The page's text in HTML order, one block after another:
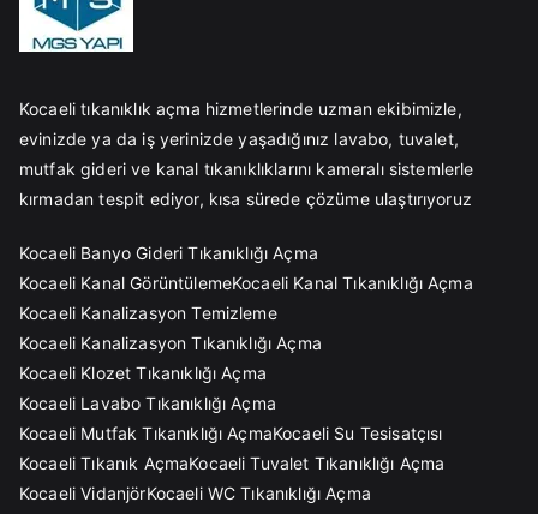
Kocaeli tıkanıklık açma hizmetlerinde uzman ekibimizle,
evinizde ya da iş yerinizde yaşadığınız lavabo, tuvalet,
mutfak gideri ve kanal tıkanıklıklarını kameralı sistemlerle
kırmadan tespit ediyor, kısa sürede çözüme ulaştırıyoruz
Kocaeli Banyo Gideri Tıkanıklığı Açma
Kocaeli Kanal GörüntülemeKocaeli Kanal Tıkanıklığı Açma
Kocaeli Kanalizasyon Temizleme
Kocaeli Kanalizasyon Tıkanıklığı Açma
Kocaeli Klozet Tıkanıklığı Açma
Kocaeli Lavabo Tıkanıklığı Açma
Kocaeli Mutfak Tıkanıklığı AçmaKocaeli Su Tesisatçısı
Kocaeli Tıkanık AçmaKocaeli Tuvalet Tıkanıklığı Açma
Kocaeli VidanjörKocaeli WC Tıkanıklığı Açma